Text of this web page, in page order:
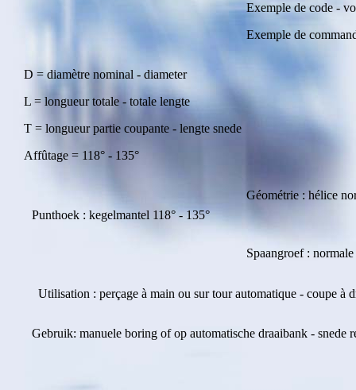
Exemple de code -
Exemple de
D = diamètre nominal - diameter
L = longueur totale - totale lengte
T = longueur partie coupante - lengte snede
Affûtage = 118° - 135°
Géométrie : hélice
Punthoek : kegelmantel 118° - 135°
Spaangroef :
Utilisation : perçage à main ou sur tour automatique - coupe à
Gebruik: manuele boring of op automatische draaibank - snede